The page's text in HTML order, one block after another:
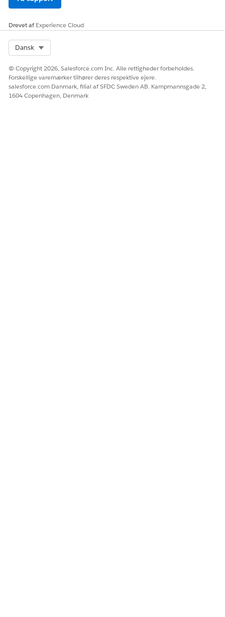
LØSTE DENNE ARTIKEL DIT PROBLEM?
Drevet afExperience Cloud
Dansk
© Copyright 2026, Salesforce.com Inc. Alle rettigheder forbeholdes.
Forskellige varemærker tilhører deres respektive ejere.
salesforce.com Danmark, filial af SFDC Sweden AB. Kampmannsgade 2,
1604 Copenhagen, Denmark